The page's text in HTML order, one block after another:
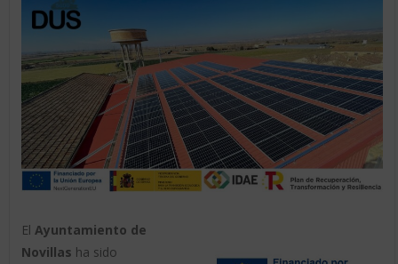
El Ayuntamiento de
Novillas ha sido